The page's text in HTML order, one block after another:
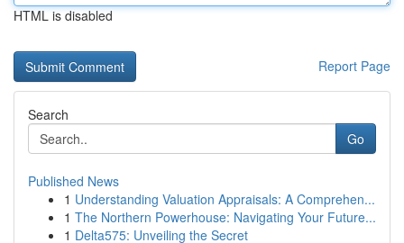
HTML is disabled
Report Page
Search
Go
Published News
1 Understanding Valuation Appraisals: A Comprehen...
1 The Northern Powerhouse: Navigating Your Future...
1 Delta575: Unveiling the Secret